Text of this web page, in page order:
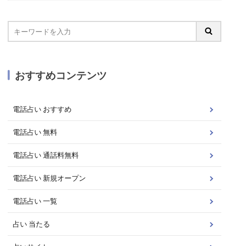
おすすめコンテンツ
電話占い おすすめ
電話占い 無料
電話占い 通話料無料
電話占い 新規オープン
電話占い 一覧
占い 当たる